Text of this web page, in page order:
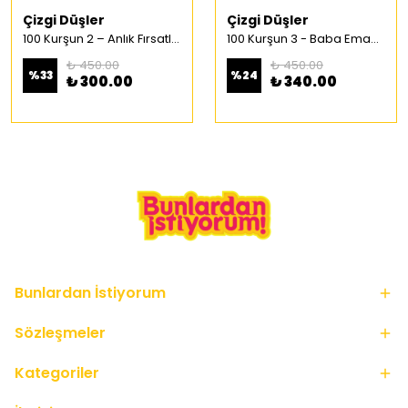
Çizgi Düşler
100 Kurşun 2 – Anlık Fırsatlar Türkçe Çizgi Roman
%33
₺ 450.00
₺ 300.00
Çizgi Düşler
100 Kurşun 3 - Baba Emaneti Türkçe Çizgi Roman
%24
₺ 450.00
₺ 340.00
Bunlardan İstiyorum
Sözleşmeler
Kategoriler